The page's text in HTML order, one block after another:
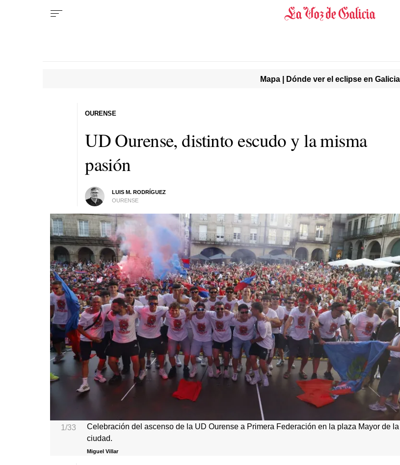
Mapa | Dónde ver el eclipse en Galicia
UD Ourense, distinto escudo y la misma
pasión
LUIS M. RODRÍGUEZ
OURENSE
OURENSE
1/33
Celebración del ascenso de la UD Ourense a Primera Federación en la plaza Mayor de la
ciudad.
Miguel Villar